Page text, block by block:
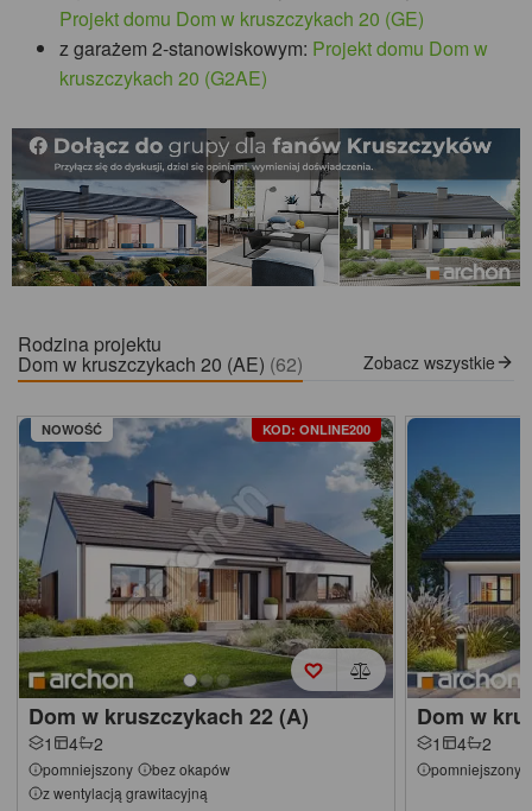
Projekt domu Dom w kruszczykach 20 (GE)
z garażem 2-stanowiskowym: Projekt domu Dom w
kruszczykach 20 (G2AE)
Rodzina projektu
Dom w kruszczykach 20 (AE) (62) Zobacz wszystkie
NOWOŚĆ KOD: ONLINE200
Dom w kruszczykach 22 (A)
1 4 2
pomniejszony
bez okapów
z wentylacją grawitacyjną
Dom w
1 4 2
pomniejszony